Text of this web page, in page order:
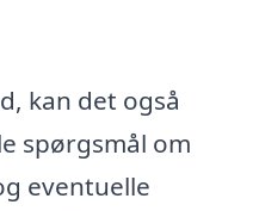
kan det også
spørgsmål om
eventuelle